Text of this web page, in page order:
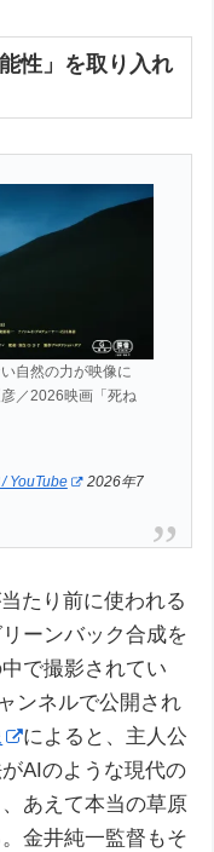
性」を取り入れ
自然の力が映像に
／2026映画「死ね
YouTube
2026年7
たり前に使われる
ーンバック合成を
で撮影されてい
ンネルで公開され
によると、主人公
AIのような現代の
あえて本当の草原
金井純一監督もそ